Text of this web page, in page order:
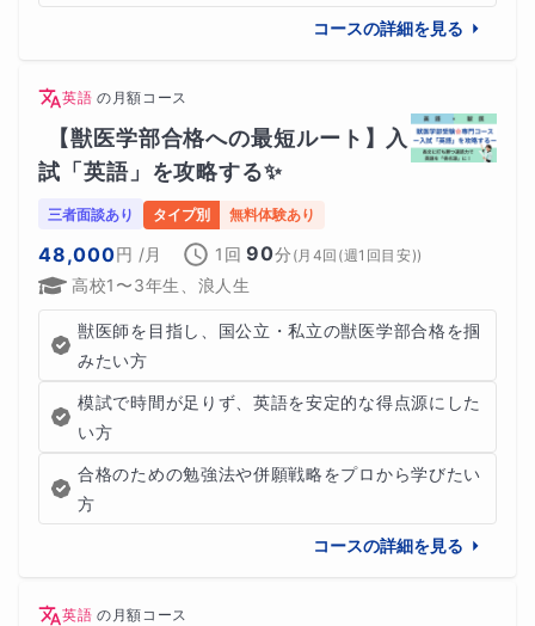
コースの詳細を見る
英語 の 月額コース
【獣医学部合格への最短ルート】入
試「英語」を攻略する✨️
三者面談あり タイプ別 無料体験あり
48,000円 /月 1回 90分 (月4回(週1回目安))
高校1〜3年生、浪人生
獣医師を目指し、国公立・私立の獣医学部合格を掴
みたい方
模試で時間が足りず、英語を安定的な得点源にした
い方
合格のための勉強法や併願戦略をプロから学びたい
方
コースの詳細を見る
英語 の 月額コース